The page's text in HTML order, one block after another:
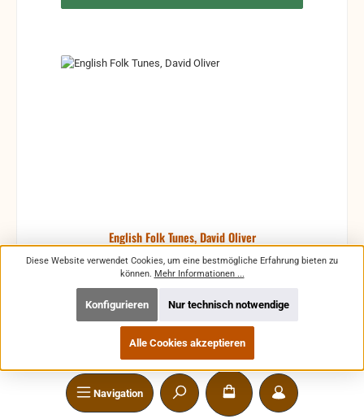
Navigation
English Folk Tunes, David Oliver
88 traditionelle Stücke
Produktnummer:ED12884
Diese Website verwendet Cookies, um eine bestmögliche Erfahrung bieten zu
können. Mehr Informationen ...
Nur technisch notwendige
Konfigurieren
Alle Cookies akzeptieren